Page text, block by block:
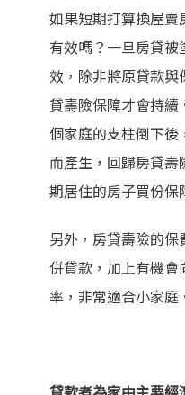
如果短期打算換屋賣
有效嗎？一旦房貸
效，除非將原貸款
貸壽險保障才會持續
個家庭的支柱倒下
而產生，回歸房貸
期居住的房子買份保
另外，房貸壽險的
併貸款，加上有機會
率，非常適合小家庭